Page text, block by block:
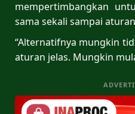
mempertimbangkan
sama sekali sampai
“Alternatifnya mungkin
aturan jelas. Mungkin